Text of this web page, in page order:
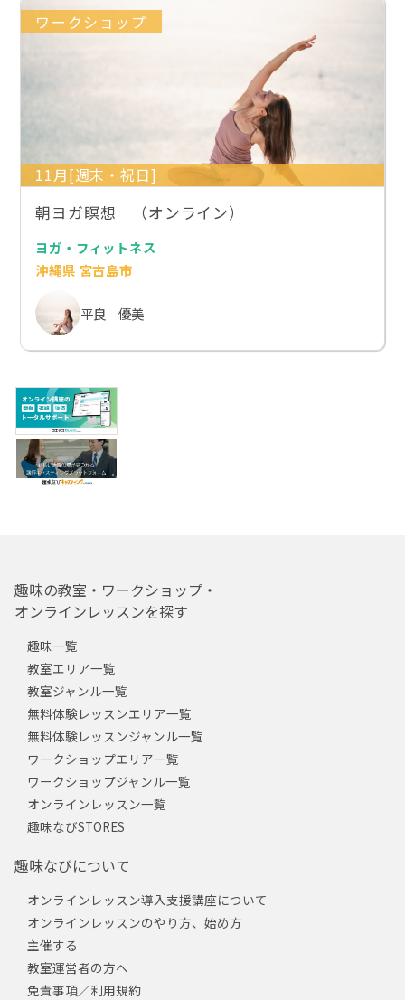
ワークショップ
11月[週末・祝日]
朝ヨガ瞑想 （オンライン）
ヨガ・フィットネス
沖縄県 宮古島市
平良 優美
趣味の教室・ワークショップ・
オンラインレッスンを探す
趣味一覧
教室エリア一覧
教室ジャンル一覧
無料体験レッスンエリア一覧
無料体験レッスンジャンル一覧
ワークショップエリア一覧
ワークショップジャンル一覧
オンラインレッスン一覧
趣味なびSTORES
趣味なびについて
オンラインレッスン導入支援講座について
オンラインレッスンのやり方、始め方
主催する
教室運営者の方へ
免責事項／利用規約